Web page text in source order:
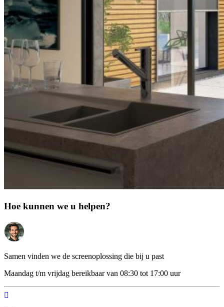
Hoe kunnen we u helpen?
Samen vinden we de screenoplossing die bij u past
Maandag t/m vrijdag bereikbaar van 08:30 tot 17:00 uur